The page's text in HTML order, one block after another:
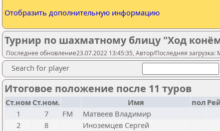
Отобразить дополнительную информацию
Турнир по шахматному блицу "Ход
Последнее обновление23.07.2022 13:45:35, Автор/Последняя загрузка:
Search for player
Итоговое положение после 11 туров
Ст.ном Ст.ном. Имя пол
1
7 FM Матвеев Владимир
2
8 Иноземцев Сергей